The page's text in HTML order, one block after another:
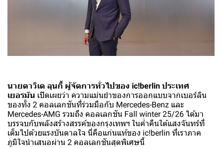
นายดาวิเด ลุนกี้ ผู้จัดการทั่วไปของ ic!berlin ประเทศ
เยอรมัน เปิดเผยว่า ความแม่นยำของการออกแบบจากเบอร์ลิน
ของทั้ง 2 คอลเลกชันที่ร่วมมือกับ Mercedes-Benz และ
Mercedes-AMG รวมถึง คอลเลกชัน Fall winter 25/26 ได้มา
บรรจบกับพลังสร้างสรรค์ของกรุงเทพฯ ในค่ำคืนใต้แสงจันทร์ที่
เต็มไปด้วยแรงบันดาลใจ นี่คือแก่นแท้ของ ic!berlin ที่เราภาค
ภูมิใจนำเสนอผ่าน 2 คอลเลกชันสุดพิเศษนี้